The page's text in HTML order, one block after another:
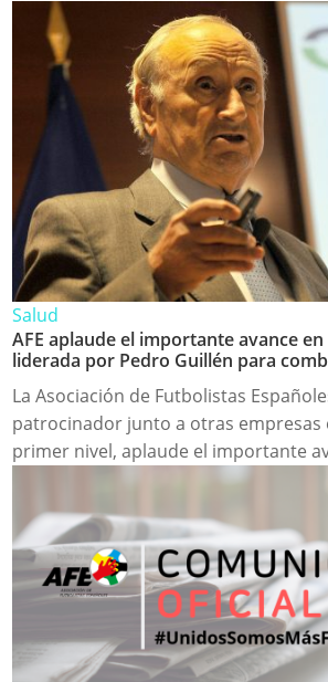
Salud
AFE aplaude el importante avance
liderada por Pedro Guillén para
La Asociación de Futbolistas
patrocinador junto a otras empresas
primer nivel, aplaude el importante